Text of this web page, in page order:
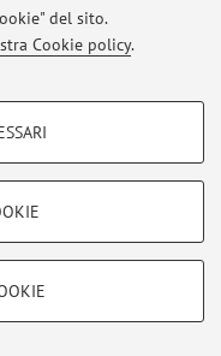
del sito.
Cookie policy.
per il corretto
Cookie